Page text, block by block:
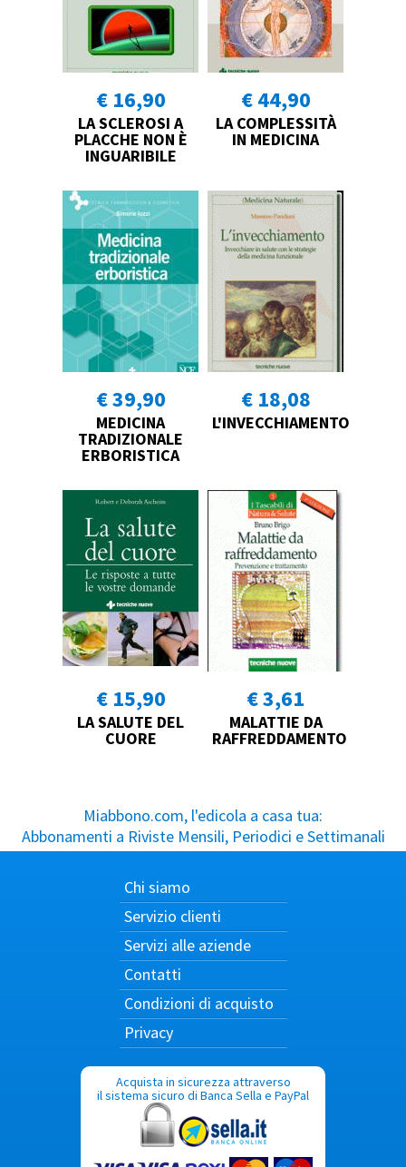
€ 16,90
LA SCLEROSI A
PLACCHE NON È
INGUARIBILE
€ 44,90
LA COMPLESSITÀ
IN MEDICINA
€ 39,90
MEDICINA
TRADIZIONALE
ERBORISTICA
€ 18,08
L'INVECCHIAMENTO
€ 15,90
LA SALUTE DEL
CUORE
€ 3,61
MALATTIE DA
RAFFREDDAMENTO
Miabbono.com, l'edicola a casa tua:
Abbonamenti a Riviste Mensili, Periodici e Settimanali
Chi siamo
Servizio clienti
Servizi alle aziende
Contatti
Condizioni di acquisto
Privacy
Acquista in sicurezza attraverso
il sistema sicuro di Banca Sella e PayPal